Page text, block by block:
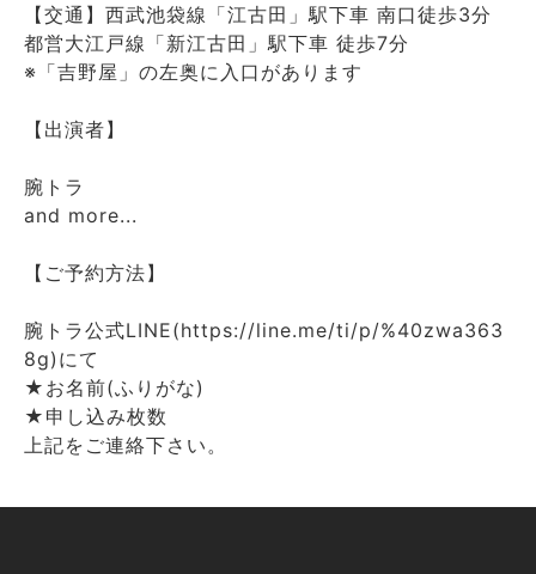
【交通】西武池袋線「江古田」駅下車 南口徒歩3分
都営大江戸線「新江古田」駅下車 徒歩7分
※「吉野屋」の左奥に入口があります
【出演者】
腕トラ
and more...
【ご予約方法】
腕トラ公式LINE(https://line.me/ti/p/%40zwa363
8g)にて
★お名前(ふりがな)
★申し込み枚数
上記をご連絡下さい。